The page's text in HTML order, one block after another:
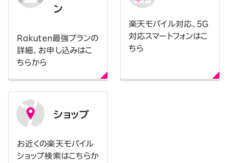
ン
Rakuten最強プランの
詳細、お申し込みはこ
ちらから
楽天モバイル対応、5G
対応スマートフォンはこ
ちら
ショップ
お近くの楽天モバイル
ショップ検索はこちらか